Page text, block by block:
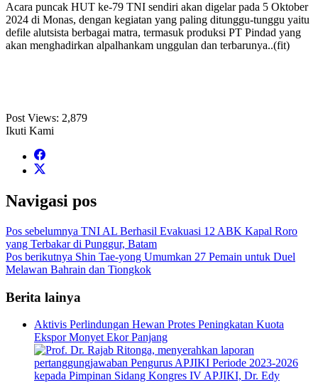
Acara puncak HUT ke-79 TNI sendiri akan digelar pada 5 Oktober
2024 di Monas, dengan kegiatan yang paling ditunggu-tunggu yaitu
defile alutsista berbagai matra, termasuk produksi PT Pindad yang
akan menghadirkan alpalhankam unggulan dan terbarunya..(fit)
Post Views: 2,879
Ikuti Kami
Navigasi pos
Pos sebelumnya TNI AL Berhasil Evakuasi 12 ABK Kapal Roro
yang Terbakar di Punggur, Batam
Pos berikutnya Shin Tae-yong Umumkan 27 Pemain untuk Duel
Melawan Bahrain dan Tiongkok
Berita lainya
Aktivis Perlindungan Hewan Protes Peningkatan Kuota
Ekspor Monyet Ekor Panjang